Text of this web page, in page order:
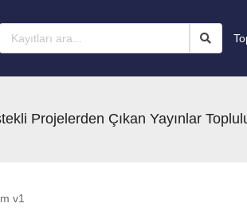
Projelerden Çıkan Yayınlar
v1